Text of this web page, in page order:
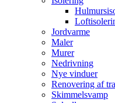
Jordvarme
Maler
Murer
Nedrivning
Nye vinduer
Renovering af
Skimmelsvamp